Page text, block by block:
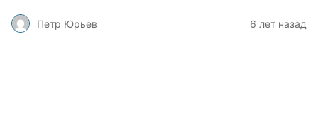
Петр Юрьев 6 лет назад